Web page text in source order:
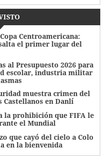
Centroamericana:
el primer lugar del
al Presupuesto 2026 para
escolar, industria militar
muestra crimen del
Castellanos en Danlí
la prohibición que FIFA le
el Mundial
que cayó del cielo a Colo
en la bienvenida